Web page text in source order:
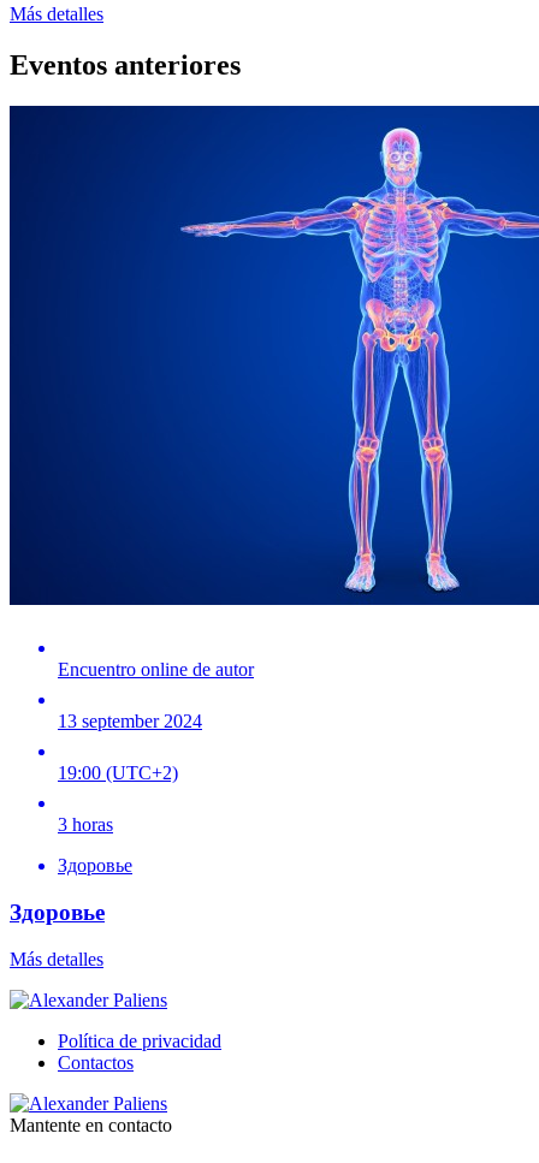
Más detalles
Eventos anteriores
Encuentro online de autor
13 september 2024
19:00 (UTC+2)
3 horas
Здоровье
Здоровье
Más detalles
Política de privacidad
Contactos
Mantente en contacto